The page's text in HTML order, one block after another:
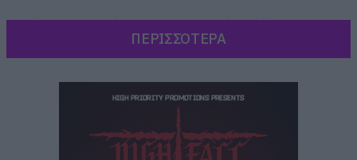
«Είμαστε περίπου στο αρχικό στάδιο, της
τελικής διαδικασίας, αν αυτό βγάζει νόημα.
άλλα πρέπει να κάτσουμε και να βρούμε τον
τίτλο του άλμπουμ, το εξώφυλλο, τους τίτλους
των τραγουδιών και ποια από αυτά θα μπουν
ΠΕΡΙΣΣΟΤΕΡΑ